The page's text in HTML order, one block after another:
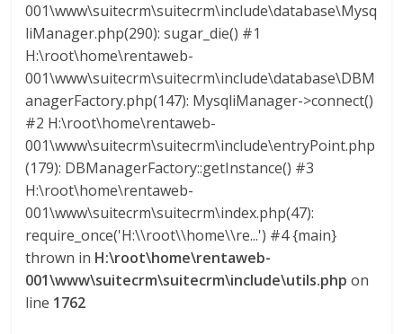
001\www\suitecrm\suitecrm\include\database\Mysq
liManager.php(290): sugar_die() #1
H:\root\home\rentaweb-
001\www\suitecrm\suitecrm\include\database\DBM
anagerFactory.php(147): MysqliManager->connect()
#2 H:\root\home\rentaweb-
001\www\suitecrm\suitecrm\include\entryPoint.php
(179): DBManagerFactory::getInstance() #3
H:\root\home\rentaweb-
001\www\suitecrm\suitecrm\index.php(47):
require_once('H:\\root\\home\\re...') #4 {main}
thrown in H:\root\home\rentaweb-
001\www\suitecrm\suitecrm\include\utils.php on
line 1762